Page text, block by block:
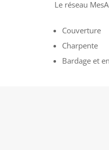
Le réseau
Couverture
Charpente
Bardage et